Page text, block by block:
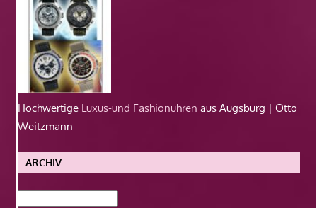
Hochwertige Luxus-und Fashionuhren aus Augsburg | Otto
Weitzmann
ARCHIV